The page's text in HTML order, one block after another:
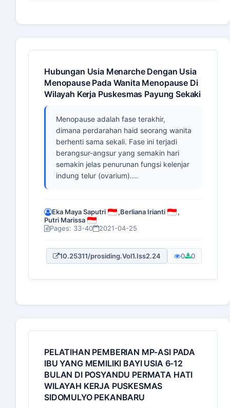
Hubungan Usia Menarche Dengan Usia
Menopause Pada Wanita Menopause Di
Wilayah Kerja Puskesmas Payung Sekaki
Menopause adalah fase terakhir,
dimana perdarahan haid seorang wanita
berhenti sama sekali. Fase ini terjadi
berangsur-angsur yang semakin hari
semakin jelas penurunan fungsi kelenjar
indung telur (ovarium)....
Eka Maya Saputri ,Berliana Irianti
,
Putri Marissa
Pages: 33-40
2021-04-25
10.25311/prosiding.Vol1.Iss2.24 0 0
PELATIHAN PEMBERIAN MP-ASI PADA
IBU YANG MEMILIKI BAYI USIA 6-12
BULAN DI POSYANDU PERMATA HATI
WILAYAH KERJA PUSKESMAS
SIDOMULYO PEKANBARU